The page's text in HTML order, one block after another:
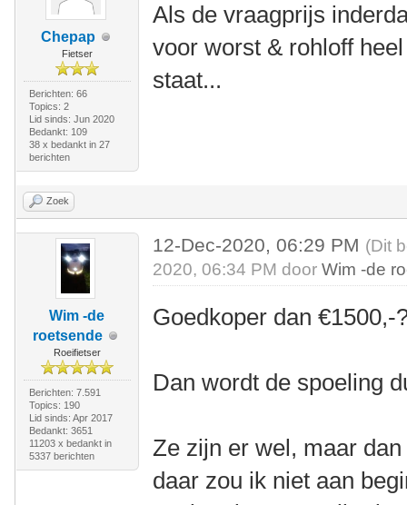
Chepap
Fietser
Berichten: 66
Topics: 2
Lid sinds: Jun 2020
Bedankt: 109
38 x bedankt in 27
berichten
Als de vraagprijs
voor worst & rohloff
staat...
Zoek
Wim -de
roetsende
Roeifietser
Berichten: 7.591
Topics: 190
Lid sinds: Apr 2017
Bedankt: 3651
11203 x bedankt in
5337 berichten
12-Dec-2020, 06:29 PM (Dit
2020, 06:34 PM doorWim -de
Goedkoper dan €1500,-
Dan wordt de spoeling
Ze zijn er wel, maar
daar zou ik niet aan